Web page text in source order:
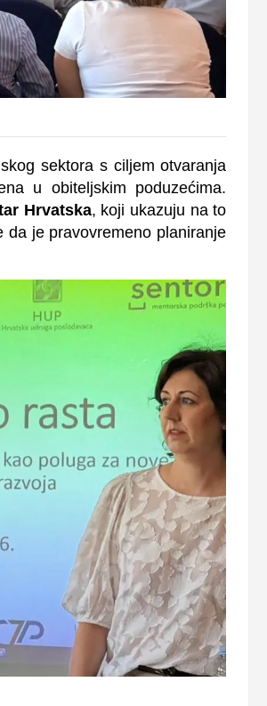
sektora s ciljem otvaranja
u obiteljskim poduzećima.
Hrvatska, koji ukazuju na to
je pravovremeno planiranje